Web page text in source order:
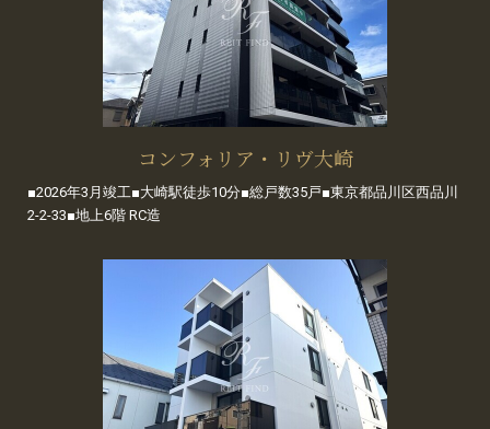
コンフォリア・リヴ大崎
■2026年3月竣工■大崎駅徒歩10分■総戸数35戸■東京都品川区西品川
2-2-33■地上6階 RC造